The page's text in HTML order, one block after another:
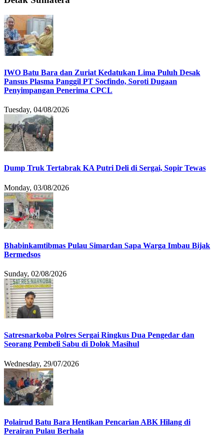
IWO Batu Bara dan Zuriat Kedatukan Lima Puluh Desak
Pansus Plasma Panggil PT Socfindo, Soroti Dugaan
Penyimpangan Penerima CPCL
Tuesday, 04/08/2026
Dump Truk Tertabrak KA Putri Deli di Sergai, Sopir Tewas
Monday, 03/08/2026
Bhabinkamtibmas Pulau Simardan Sapa Warga Imbau Bijak
Bermedsos
Sunday, 02/08/2026
Satresnarkoba Polres Sergai Ringkus Dua Pengedar dan
Seorang Pembeli Sabu di Dolok Masihul
Wednesday, 29/07/2026
Polairud Batu Bara Hentikan Pencarian ABK Hilang di
Perairan Pulau Berhala